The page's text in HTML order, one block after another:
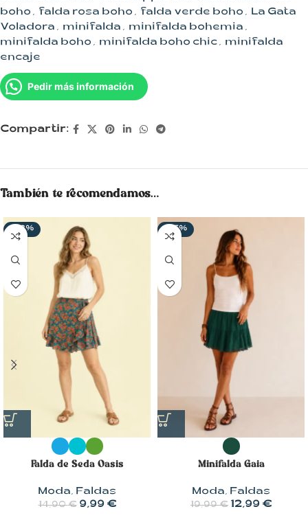
boho , falda rosa boho , falda verde boho , La Gata
Voladora , minifalda , minifalda bohemia ,
minifalda boho , minifalda boho chic, minifalda
encaje
Pedir más información
Compartir:
También te recomendamos…
-33%
Falda de Seda Oasis
Moda, Faldas
14,90€ 9,99 €
-35%
Minifalda Gaia
Moda, Faldas
19,99€ 12,99 €